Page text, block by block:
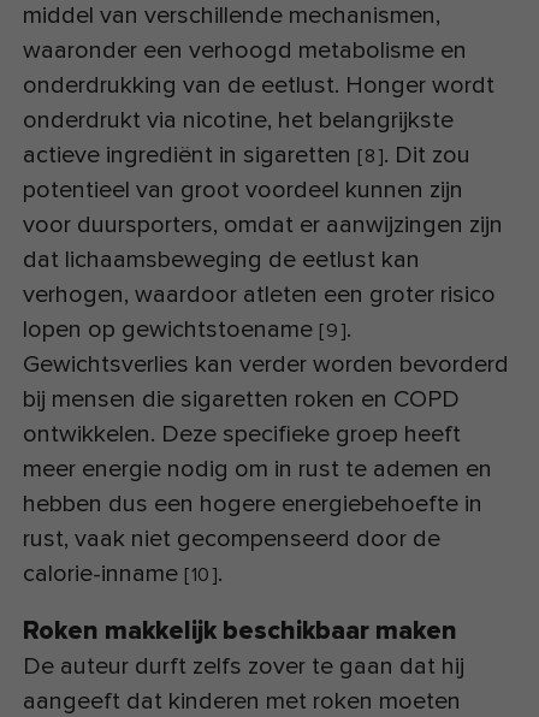
middel van verschillende mechanismen,
waaronder een verhoogd metabolisme en
onderdrukking van de eetlust. Honger wordt
onderdrukt via nicotine, het belangrijkste
actieve ingrediënt in sigaretten [8]. Dit zou
potentieel van groot voordeel kunnen zijn
voor duursporters, omdat er aanwijzingen zijn
dat lichaamsbeweging de eetlust kan
verhogen, waardoor atleten een groter risico
lopen op gewichtstoename [9].
Gewichtsverlies kan verder worden bevorderd
bij mensen die sigaretten roken en COPD
ontwikkelen. Deze specifieke groep heeft
meer energie nodig om in rust te ademen en
hebben dus een hogere energiebehoefte in
rust, vaak niet gecompenseerd door de
calorie-inname [10].
Roken makkelijk beschikbaar maken
De auteur durft zelfs zover te gaan dat hij
aangeeft dat kinderen met roken moeten